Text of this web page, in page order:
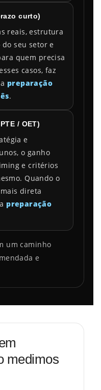
curto)
reais, estrutura
seu setor e
quem precisa
casos, faz
preparação
.
/ OET)
e
o ganho
e critérios
Quando o
direta
preparação
um caminho
e
medimos